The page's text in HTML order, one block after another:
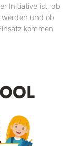
Initiative ist, ob
und ob
kommen